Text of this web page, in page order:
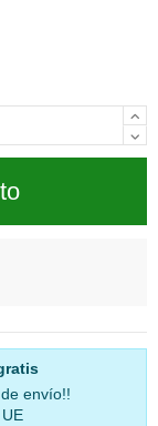
envío!!